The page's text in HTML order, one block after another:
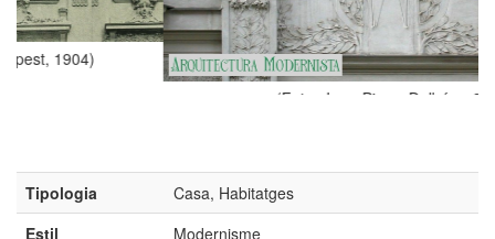
(Foto: Jean-Pierre Dalbéra, 2005)
Tipologia
Casa, Habitatges